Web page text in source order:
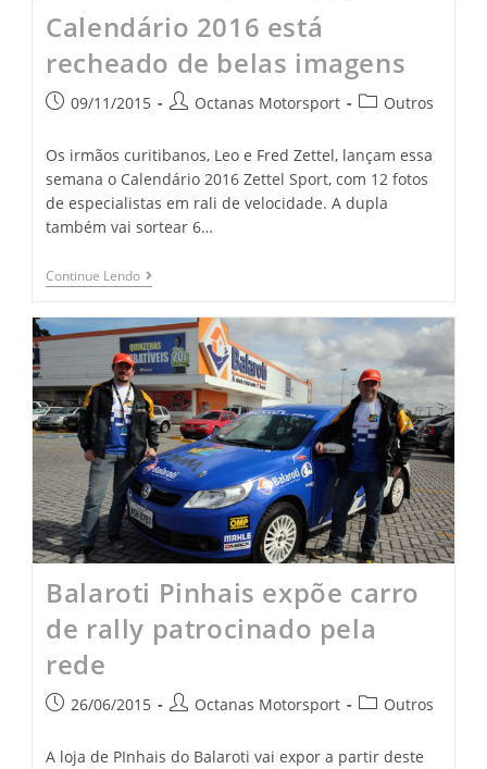
Calendário 2016 está
recheado de belas imagens
09/11/2015 Octanas Motorsport Outros
Os irmãos curitibanos, Leo e Fred Zettel, lançam essa
semana o Calendário 2016 Zettel Sport, com 12 fotos
de especialistas em rali de velocidade. A dupla
também vai sortear 6…
Continue Lendo
Balaroti Pinhais expõe carro
de rally patrocinado pela
rede
26/06/2015 Octanas Motorsport Outros
A loja de PInhais do Balaroti vai expor a partir deste